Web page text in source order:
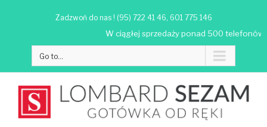
Zadzwoń do nas ! (95) 722 41 46, 601 775 146
W ciągłej sprzedaży ponad 500
Go to...